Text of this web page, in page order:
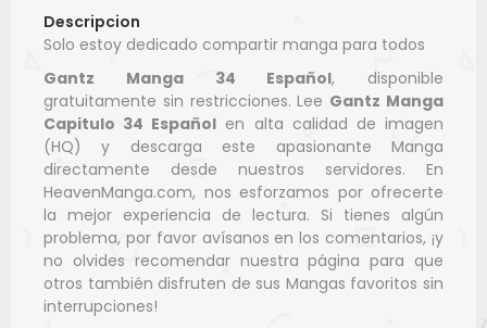
Descripcion
Solo estoy dedicado compartir manga para todos
Gantz Manga 34 Español, disponible
gratuitamente sin restricciones. Lee Gantz Manga
Capitulo 34 Español en alta calidad de imagen
(HQ) y descarga este apasionante Manga
directamente desde nuestros servidores. En
HeavenManga.com, nos esforzamos por ofrecerte
la mejor experiencia de lectura. Si tienes algún
problema, por favor avísanos en los comentarios, ¡y
no olvides recomendar nuestra página para que
otros también disfruten de sus Mangas favoritos sin
interrupciones!